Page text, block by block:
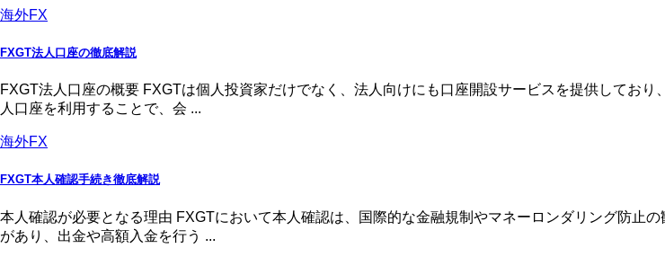
海外FX
FXGT法人口座の徹底解説
FXGT法人口座の概要 FXGTは個人投資家だけでなく、法人向けにも口座開設サービスを提供してお
人口座を利用することで、会 ...
海外FX
FXGT本人確認手続き徹底解説
本人確認が必要となる理由 FXGTにおいて本人確認は、国際的な金融規制やマネーロンダリング防止
があり、出金や高額入金を行う ...